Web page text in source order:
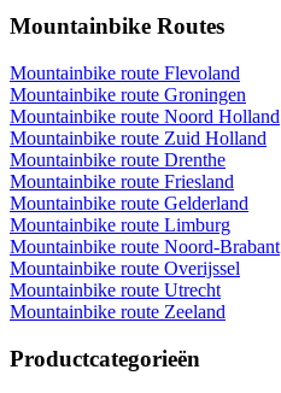
Mountainbike Routes
Mountainbike route Flevoland
Mountainbike route Groningen
Mountainbike route Noord Holland
Mountainbike route Zuid Holland
Mountainbike route Drenthe
Mountainbike route Friesland
Mountainbike route Gelderland
Mountainbike route Limburg
Mountainbike route Noord-Brabant
Mountainbike route Overijssel
Mountainbike route Utrecht
Mountainbike route Zeeland
Productcategorieën